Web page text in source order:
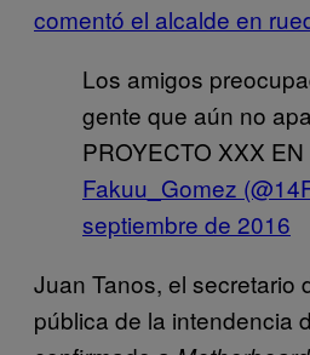
comentó el alcalde en
Los amigos
gente que aún no
PROYECTO XXX
Fakuu_Gomez
septiembre de 2016
Juan Tanos, el secretario
pública de la intendencia